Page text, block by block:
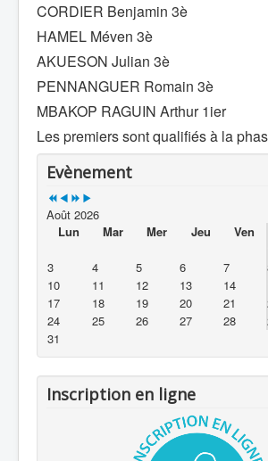
CORDIER Benjamin 3è
HAMEL Méven 3è
AKUESON Julian 3è
PENNANGUER Romain 3è
MBAKOP RAGUIN Arthur 1ier
Les premiers sont qualifiés à la
Evènement
Août 2026
Lun
Mar Mer Jeu Ven
3
4 5 6 7
10
11 12 13 14
17
18 19 20 21
24
25 26 27 28
31
Inscription en ligne